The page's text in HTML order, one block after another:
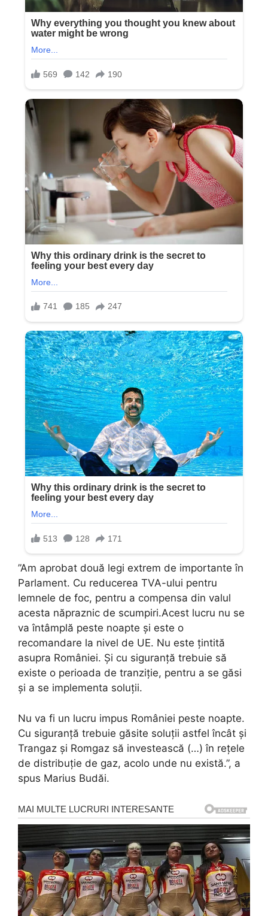
”Am aprobat două legi extrem de importante în
Parlament. Cu reducerea TVA-ului pentru
lemnele de foc, pentru a compensa din valul
acesta năpraznic de scumpiri.Acest lucru nu se
va întâmplă peste noapte și este o
recomandare la nivel de UE. Nu este țintită
asupra României. Și cu siguranță trebuie să
existe o perioada de tranziție, pentru a se găsi
și a se implementa soluții.
Nu va fi un lucru impus României peste noapte.
Cu siguranță trebuie găsite soluții astfel încât și
Trangaz și Romgaz să investească (…) în rețele
de distribuție de gaz, acolo unde nu există.”, a
spus Marius Budăi.